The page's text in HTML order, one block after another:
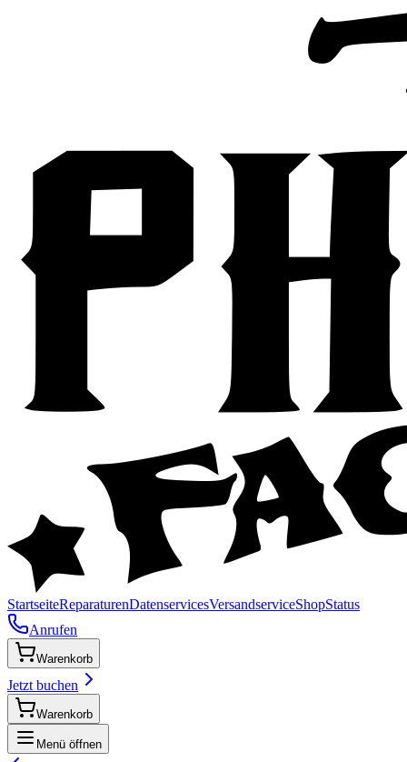
StartseiteReparaturenDatenservicesVersandserviceShopStatus
Anrufen
Warenkorb
Jetzt buchen
Warenkorb
Menü öffnen